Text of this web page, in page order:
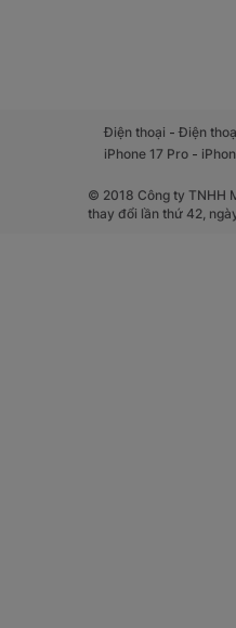
Điện thoại -Điện
iPhone 17 Pro -
© 2018 Công ty TNHH
thay đổi lần thứ 42,